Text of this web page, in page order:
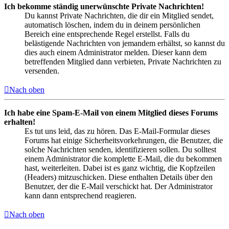
Ich bekomme ständig unerwünschte Private Nachrichten!
Du kannst Private Nachrichten, die dir ein Mitglied sendet,
automatisch löschen, indem du in deinem persönlichen
Bereich eine entsprechende Regel erstellst. Falls du
belästigende Nachrichten von jemandem erhältst, so kannst du
dies auch einem Administrator melden. Dieser kann dem
betreffenden Mitglied dann verbieten, Private Nachrichten zu
versenden.
Nach oben
Ich habe eine Spam-E-Mail von einem Mitglied dieses Forums
erhalten!
Es tut uns leid, das zu hören. Das E-Mail-Formular dieses
Forums hat einige Sicherheitsvorkehrungen, die Benutzer, die
solche Nachrichten senden, identifizieren sollen. Du solltest
einem Administrator die komplette E-Mail, die du bekommen
hast, weiterleiten. Dabei ist es ganz wichtig, die Kopfzeilen
(Headers) mitzuschicken. Diese enthalten Details über den
Benutzer, der die E-Mail verschickt hat. Der Administrator
kann dann entsprechend reagieren.
Nach oben